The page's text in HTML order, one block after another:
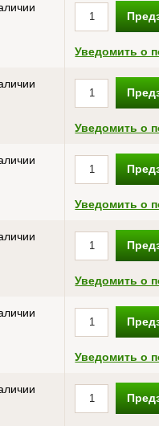
Уведомить о
Уведомить о
Уведомить о
Уведомить о
Уведомить о